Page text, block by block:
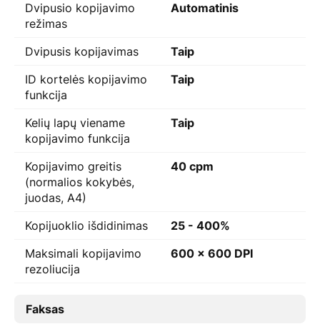
Dvipusio kopijavimo
režimas
Automatinis
Dvipusis kopijavimas
Taip
ID kortelės kopijavimo
funkcija
Taip
Kelių lapų viename
kopijavimo funkcija
Taip
Kopijavimo greitis
(normalios kokybės,
juodas, A4)
40 cpm
Kopijuoklio išdidinimas
25 - 400%
Maksimali kopijavimo
rezoliucija
600 x 600 DPI
Faksas